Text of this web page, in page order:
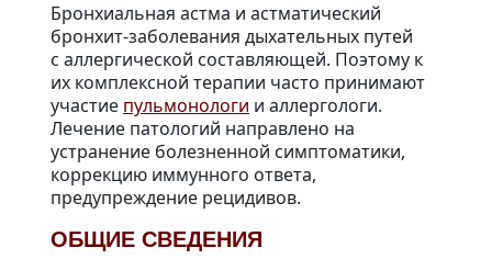
Бронхиальная астма и астматический
бронхит-заболевания дыхательных путей
с аллергической составляющей. Поэтому к
их комплексной терапии часто принимают
участие пульмонологи и аллергологи.
Лечение патологий направлено на
устранение болезненной симптоматики,
коррекцию иммунного ответа,
предупреждение рецидивов.
ОБЩИЕ СВЕДЕНИЯ